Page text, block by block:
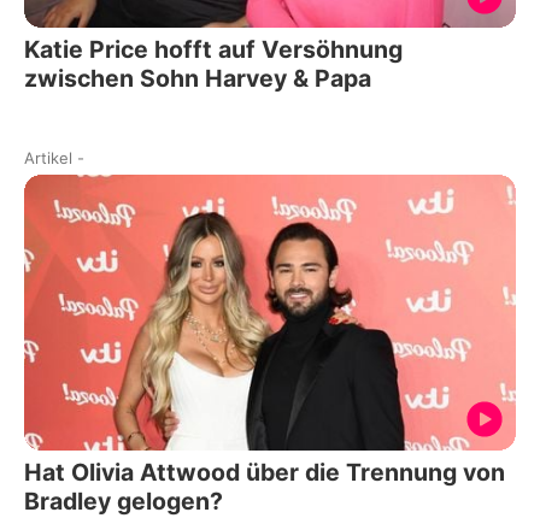
Katie Price hofft auf Versöhnung
zwischen Sohn Harvey & Papa
Artikel -
Hat Olivia Attwood über die Trennung von
Bradley gelogen?